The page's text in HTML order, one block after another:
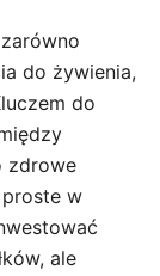
do żywienia,
do
zdrowe
w
ale